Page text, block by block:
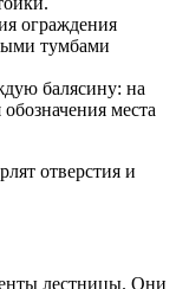
ограждения
тумбами
балясину: на
места
отверстия и
лестницы. Они